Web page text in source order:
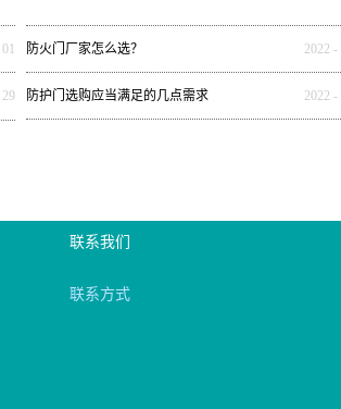
01 防火门厂家怎么选？ 2022 -
29 防护门选购应当满足的几点需求 2022 -
联系我们
联系方式